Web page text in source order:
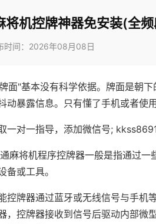
将机控牌神器免安装(全
时间：2026年08月08日
面"基本没有科学依据。牌面是朝
暴露信息。只有懂了手机或者使用
一对一指导，添加微信号;
麻将机程序控牌器一般是指通过一
或工具。
控牌器通过蓝牙或无线信号与手机
，控牌器接收到信号后驱动内部微